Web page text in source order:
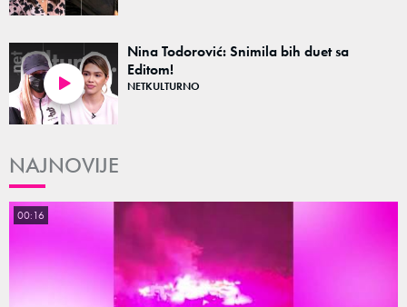
Nina Todorović: Snimila bih duet sa
Editom!
NETKULTURNO
NAJNOVIJE
00:16